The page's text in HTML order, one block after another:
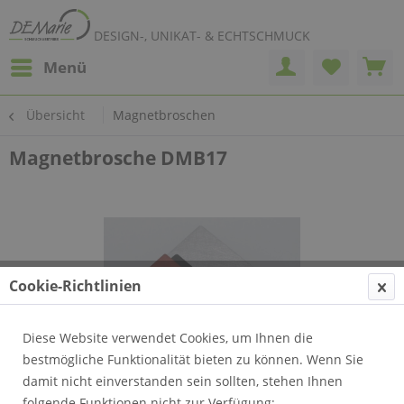
DESIGN-, UNIKAT- & ECHTSCHMUCK
Menü
Übersicht Magnetbroschen
Magnetbrosche DMB17
Cookie-Richtlinien
Diese Website verwendet Cookies, um Ihnen die
bestmögliche Funktionalität bieten zu können. Wenn Sie
damit nicht einverstanden sein sollten, stehen Ihnen